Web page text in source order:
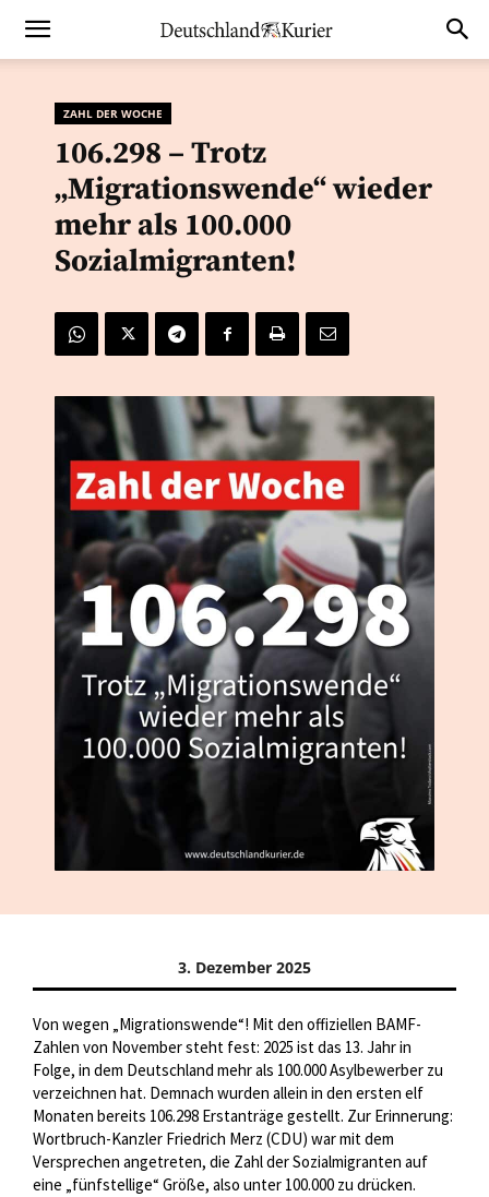
ZAHL DER WOCHE
106.298 – Trotz
„Migrationswende“ wieder
mehr als 100.000
Sozialmigranten!
3. Dezember 2025
Von wegen „Migrationswende“! Mit den offiziellen BAMF-
Zahlen von November steht fest: 2025 ist das 13. Jahr in
Folge, in dem Deutschland mehr als 100.000 Asylbewerber zu
verzeichnen hat. Demnach wurden allein in den ersten elf
Monaten bereits 106.298 Erstanträge gestellt. Zur Erinnerung:
Wortbruch-Kanzler Friedrich Merz (CDU) war mit dem
Versprechen angetreten, die Zahl der Sozialmigranten auf
eine „fünfstellige“ Größe, also unter 100.000 zu drücken.